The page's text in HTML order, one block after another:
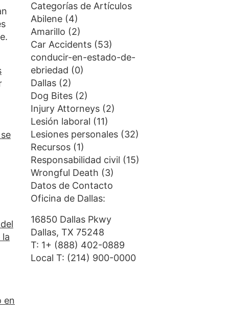
en
Categorías de Artículos
Abilene(4)
Amarillo (2)
Car Accidents(53)
conducir-en-estado-de-
ebriedad (0)
Dallas(2)
Dog Bites(2)
Injury Attorneys(2)
Lesión laboral (11)
Lesiones personales(32)
Recursos(1)
Responsabilidad civil (15)
Wrongful Death (3)
Datos de Contacto
Oficina de Dallas:
16850 Dallas Pkwy
Dallas, TX 75248
T: 1+ (888) 402-0889
Local T: (214) 900-0000